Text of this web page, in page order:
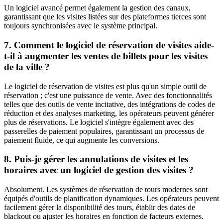
Un logiciel avancé permet également la gestion des canaux,
garantissant que les visites listées sur des plateformes tierces sont
toujours synchronisées avec le système principal.
7. Comment le logiciel de réservation de visites aide-
t-il à augmenter les ventes de billets pour les visites
de la ville ?
Le logiciel de réservation de visites est plus qu'un simple outil de
réservation ; c'est une puissance de vente. Avec des fonctionnalités
telles que des outils de vente incitative, des intégrations de codes de
réduction et des analyses marketing, les opérateurs peuvent générer
plus de réservations. Le logiciel s'intègre également avec des
passerelles de paiement populaires, garantissant un processus de
paiement fluide, ce qui augmente les conversions.
8. Puis-je gérer les annulations de visites et les
horaires avec un logiciel de gestion des visites ?
Absolument. Les systèmes de réservation de tours modernes sont
équipés d'outils de planification dynamiques. Les opérateurs peuvent
facilement gérer la disponibilité des tours, établir des dates de
blackout ou ajuster les horaires en fonction de facteurs externes.